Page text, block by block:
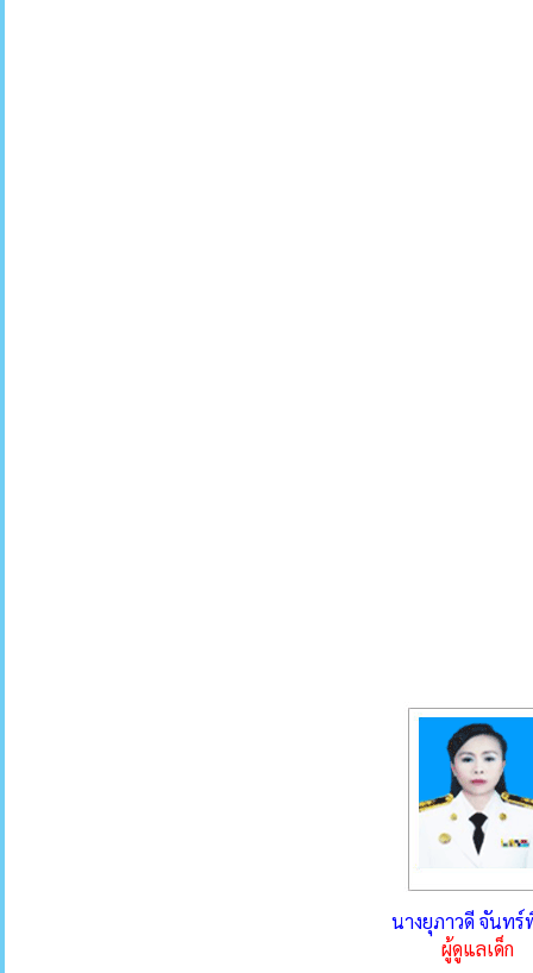
นางยุภาวดี จันท
ผู้ดูแลเด็ก